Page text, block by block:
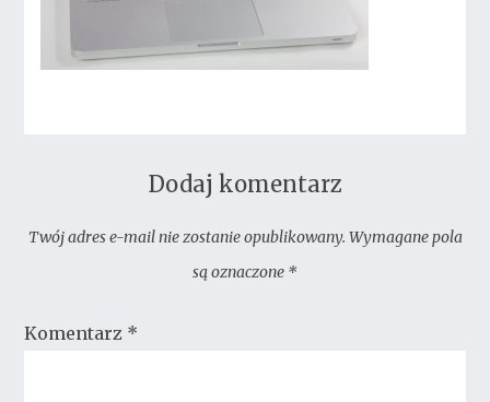
Dodaj komentarz
Twój adres e-mail nie zostanie opublikowany. Wymagane pola
są oznaczone *
Komentarz *